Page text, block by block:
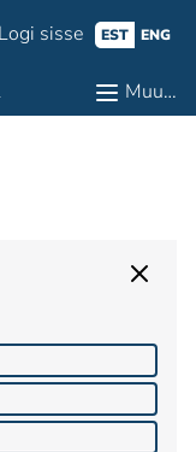
Logi sisse EST ENG
Muu…